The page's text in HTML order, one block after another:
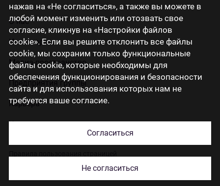
нажав на «Не согласиться», а также вы можете в
любой момент изменить или отозвать свое
согласие, кликнув на «Настройки файлов
cookie». Если вы решите отклонить все файлы
cookie, мы сохраним только функциональные
файлы cookie, которые необходимы для
обеспечения функционирования и безопасности
сайта и для использования которых нам не
требуется ваше согласие.
Согласиться
Не согласиться
О нас
Инвесторам
Медиа-пространство
Предприятия группы
Карьера
Контакты
Использование cookies